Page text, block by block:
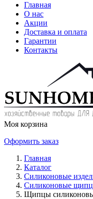
Главная
О нас
Акции
Доставка и оплата
Гарантии
Контакты
Моя корзина
Оформить заказ
Главная
Каталог
Силиконовые
Силиконовые
Щипцы